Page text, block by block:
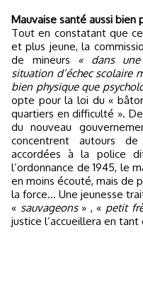
Mauvaise santé aussi bien
Tout en constatant que
et plus jeune, la
de mineurs
« dans
situation d’échec scolaire
bien physique que
opte pour la loi du «
quartiers en difficulté ».
du nouveau
concentrent autours
accordées à la police
l’ordonnance de 1945, le
en moins écouté, mais de
la force… Une jeunesse
« sauvageons » , « petit
justice l’accueillera en